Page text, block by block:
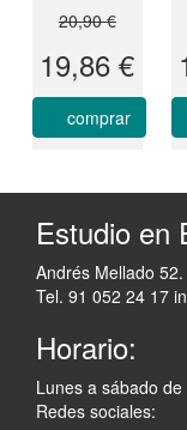
20,90 €
19,86 €
comprar
Estudio en
Andrés Mellado
Tel. 91 052 24 17
Horario:
Lunes a sábado
Redes sociales: